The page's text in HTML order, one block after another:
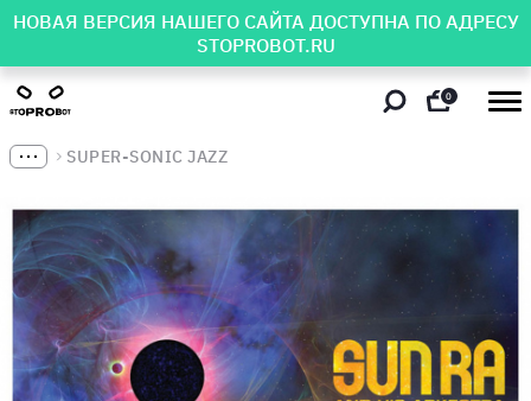
НОВАЯ ВЕРСИЯ НАШЕГО САЙТА ДОСТУПНА ПО АДРЕСУ
STOPROBOT.RU
0
SUPER-SONIC JAZZ